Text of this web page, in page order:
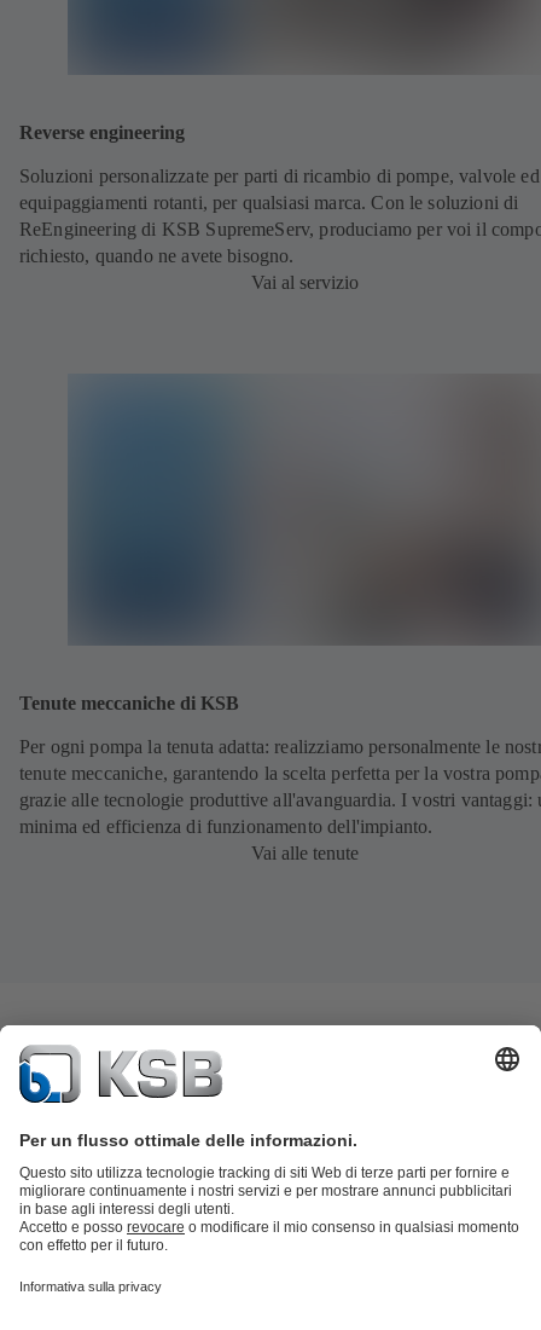
Reverse engineering
Soluzioni personalizzate per parti di ricambio di pompe, valvole ed
equipaggiamenti rotanti, per qualsiasi marca. Con le soluzioni di
ReEngineering di KSB SupremeServ, produciamo per voi il
richiesto, quando ne avete bisogno.
Vai al servizio
Tenute meccaniche di KSB
Per ogni pompa la tenuta adatta: realizziamo personalmente le
tenute meccaniche, garantendo la scelta perfetta per la vostra
grazie alle tecnologie produttive all'avanguardia. I vostri vantaggi:
minima ed efficienza di funzionamento dell'impianto.
Vai alle tenute
Catalogo prodottiKSB SupremeServ: parti di ricambio